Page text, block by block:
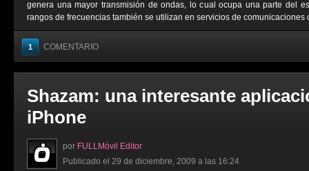
genera una mayor transmisión de ondas, lo cual ocupa una parte del
rangos de frecuencias también se utilizan en servicios de comunicaciones
1 COMENTARIO
Shazam: una interesante
iPhone
por FULLMóvil Editor
Publicado el 29 de diciembre, 2009 a las 16:24